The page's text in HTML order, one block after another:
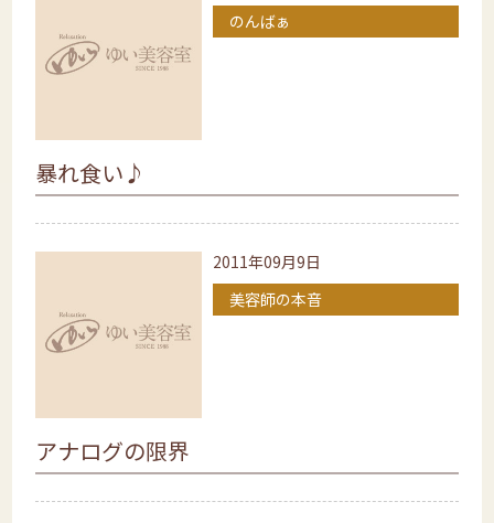
のんばぁ
暴れ食い♪
2011年09月9日
美容師の本音
アナログの限界